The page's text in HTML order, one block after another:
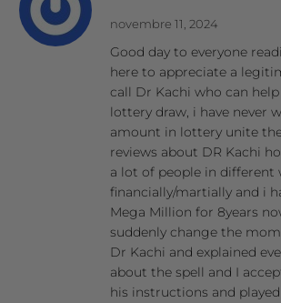
novembre 11, 2024
Good day to everyone
here to appreciate a
call Dr Kachi who can
lottery draw, i have never
amount in lottery unite
reviews about DR Kachi
a lot of people in different
financially/martially and i
Mega Million for 8years
suddenly change the
Dr Kachi and explained
about the spell and I
his instructions and